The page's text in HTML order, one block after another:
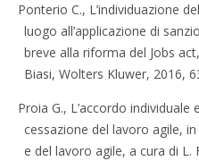
Ponterio C., L’individuazione
luogo all’applicazione di
breve alla riforma del Jobs
Biasi, Wolters Kluwer, 2016,
Proia G., L’accordo
cessazione del lavoro agile,
e del lavoro agile, a cura di L.